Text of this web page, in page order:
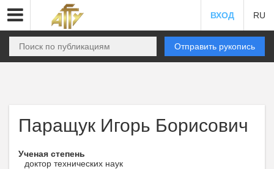
ВХОД RU
Отправить рукопись
Паращук Игорь Борисович
Ученая степень
доктор технических наук